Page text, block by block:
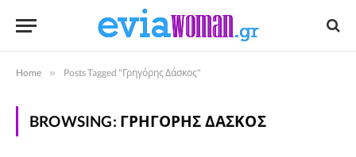
Home » Posts Tagged "Γρηγόρης Δάσκος"
BROWSING: ΓΡΗΓΌΡΗΣ ΔΆΣΚΟΣ